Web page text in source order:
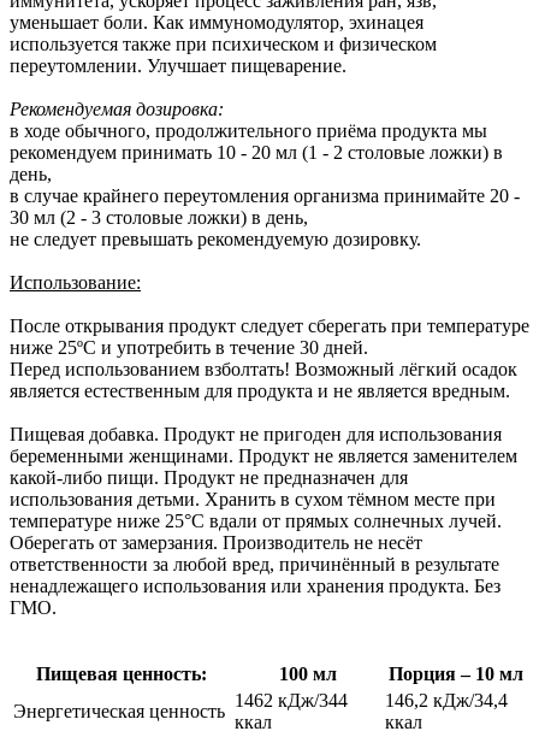
уменьшает боли. Как иммуномодулятор, эхинацея
используется также при психическом и физическом
переутомлении. Улучшает пищеварение.
Рекомендуемая дозировка:
в ходе обычного, продолжительного приёма продукта мы
рекомендуем принимать 10 - 20 мл (1 - 2 столовые ложки) в
день,
в случае крайнего переутомления организма принимайте 20 -
30 мл (2 - 3 столовые ложки) в день,
не следует превышать рекомендуемую дозировку.
Использование:
После открывания продукт следует сберегать при температуре
ниже 25ºC и употребить в течение 30 дней.
Перед использованием взболтать! Возможный лёгкий осадок
является естественным для продукта и не является вредным.
Пищевая добавка. Продукт не пригоден для использования
беременными женщинами. Продукт не является заменителем
какой-либо пищи. Продукт не предназначен для
использования детьми. Хранить в сухом тёмном месте при
температуре ниже 25°C вдали от прямых солнечных лучей.
Оберегать от замерзания. Производитель не несёт
ответственности за любой вред, причинённый в результате
ненадлежащего использования или хранения продукта. Без
ГМО.
Пищевая ценность: 100 мл
Порция – 10 мл
Энергетическая ценность
1462 кДж/344
ккал
146,2 кДж/34,4
ккал